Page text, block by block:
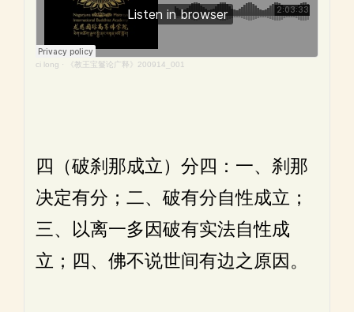
ci long · 《教王宝鬘论广释》200914_001
四（破刹那成立）分四：一、刹那
决定有分；二、破有分自性成立；
三、以离一多因破有实法自性成
立；四、佛不说世间有边之原因。